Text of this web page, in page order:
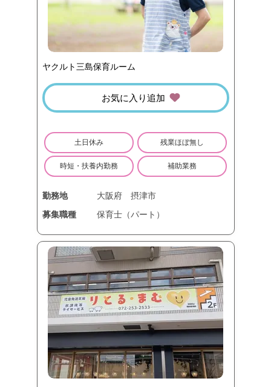
ヤクルト三島保育ルーム
お気に入り追加
土日休み 残業ほぼ無し
時短・扶養内勤務 補助業務
勤務地 大阪府
摂津市
募集職種
保育士（パート）